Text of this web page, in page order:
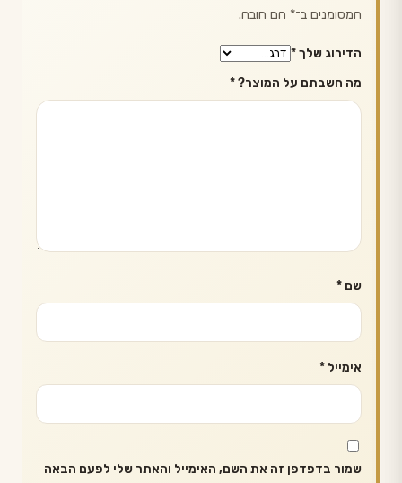
המסומנים ב־* הם חובה.
הדירוג שלך*
מה חשבתם על המוצר?*
שם *
אימייל *
שמור בדפדפן זה את השם, האימייל והאתר שלי לפעם הבאה